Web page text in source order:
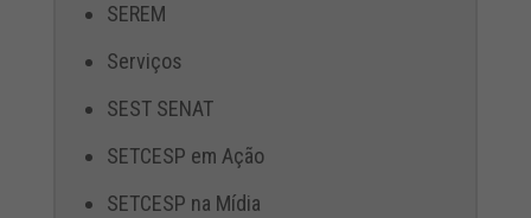
SEREM
Serviços
SEST SENAT
SETCESP em Ação
SETCESP na Mídia